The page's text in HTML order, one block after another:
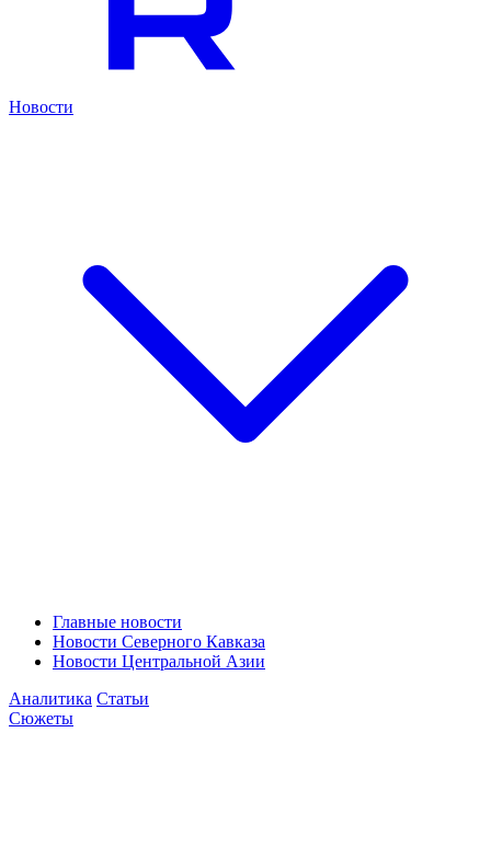
Новости
Главные новости
Новости Северного Кавказа
Новости Центральной Азии
Аналитика Статьи
Сюжеты